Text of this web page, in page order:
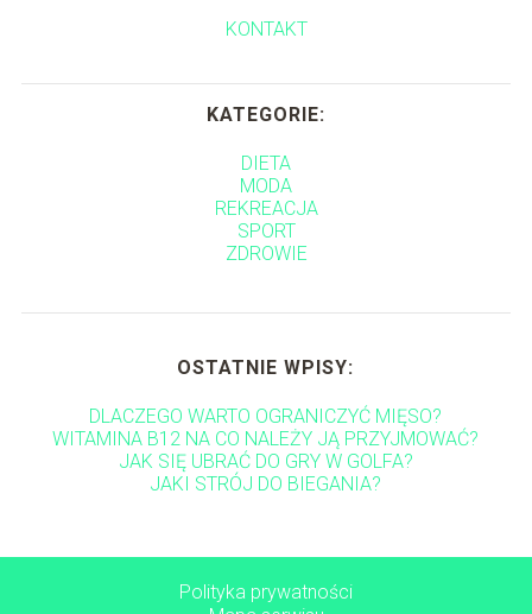
KONTAKT
KATEGORIE:
DIETA
MODA
REKREACJA
SPORT
ZDROWIE
OSTATNIE WPISY:
DLACZEGO WARTO OGRANICZYĆ MIĘSO?
WITAMINA B12 NA CO NALEŻY JĄ PRZYJMOWAĆ?
JAK SIĘ UBRAĆ DO GRY W GOLFA?
JAKI STRÓJ DO BIEGANIA?
Polityka prywatności